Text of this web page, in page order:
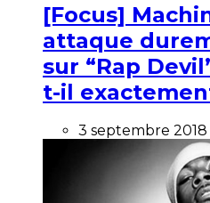
[Focus]
attaque
sur “Rap
t-il
3 septembre 2018